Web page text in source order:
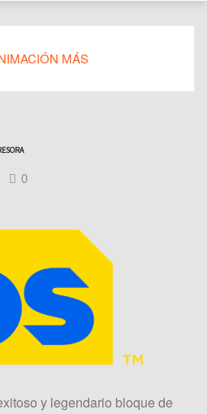
MÁS
0
y legendario bloque de